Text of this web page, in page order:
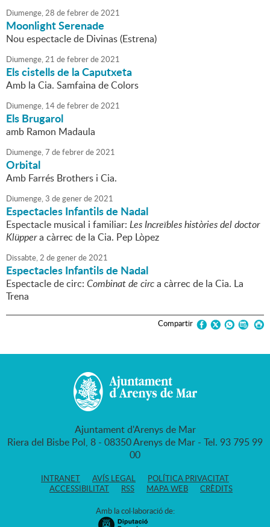
Diumenge,28 defebrerde2021
Moonlight Serenade
Nou espectacle de Divinas (Estrena)
Diumenge,21 defebrerde2021
Els cistells de la Caputxeta
Amb la Cia. Samfaina de Colors
Diumenge, 14defebrerde2021
Els Brugarol
amb Ramon Madaula
Diumenge,7 defebrerde2021
Orbital
Amb Farrés Brothers i Cia.
Diumenge,3 degenerde2021
Espectacles Infantils de Nadal
Espectacle musical i familiar: Les Increïbles històries del doctor
Klüppera càrrec de la Cia. Pep Lòpez
Dissabte,2 degenerde2021
Espectacles Infantils de Nadal
Espectacle de circ: Combinat de circa càrrec de la Cia. La
Trena
Compartir
Ajuntament d'Arenys de Mar
Riera del Bisbe Pol, 8 - 08350 Arenys de Mar - Tel. 93 795 99
00
INTRANET AVÍS LEGAL
POLÍTICA PRIVACITAT
ACCESSIBILITAT
RSS MAPA WEB CRÈDITS
Amb la col·laboració de: